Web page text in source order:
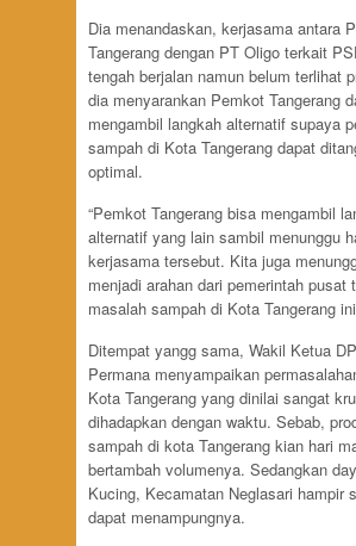
Dia menandaskan, kerjasama antara
Tangerang dengan PT Oligo terkait
tengah berjalan namun belum terlihat
dia menyarankan Pemkot Tangerang
mengambil langkah alternatif supaya
sampah di Kota Tangerang dapat
optimal.
“Pemkot Tangerang bisa mengambil
alternatif yang lain sambil menunggu
kerjasama tersebut. Kita juga
menjadi arahan dari pemerintah pusat
masalah sampah di Kota Tangerang
Ditempat yangg sama, Wakil Ketua
Permana menyampaikan
Kota Tangerang yang dinilai sangat
dihadapkan dengan waktu. Sebab,
sampah di kota Tangerang kian hari
bertambah volumenya. Sedangkan
Kucing, Kecamatan Neglasari hampir
dapat menampungnya.